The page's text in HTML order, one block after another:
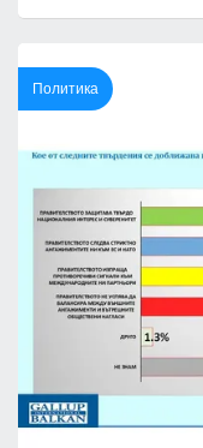
Политика